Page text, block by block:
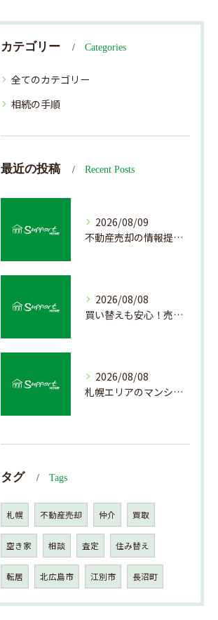
カテゴリー Categories
全てのカテゴリー
相続の手順
最近の投稿 Recent Posts
2026/08/09
不動産売却の情報提供を通じて北海道札幌市で後悔しない売却を実現するためのポイント
2026/08/08
買い替えも安心！売却プロセスの簡略化方法
2026/08/08
札幌エリアのマンション売却で失敗しない査定の秘訣
タグ Tags
札幌 不動産売却 仲介 買取
空き家 相談 査定 住み替え
転居 北広島市 江別市 長沼町